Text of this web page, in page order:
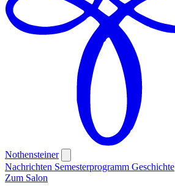
Nothensteiner
Nachrichten Semesterprogramm Geschichte
Zum Salon